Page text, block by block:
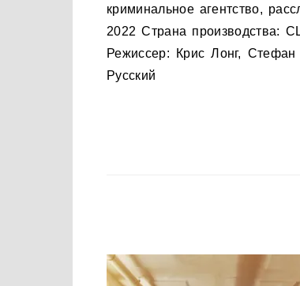
криминальное агентство,
2022 Страна производства:
Режиссер: Крис Лонг,
Русский